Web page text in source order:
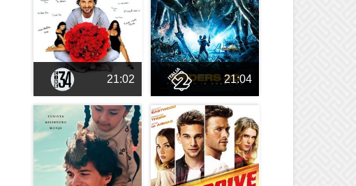
21:02 21:04